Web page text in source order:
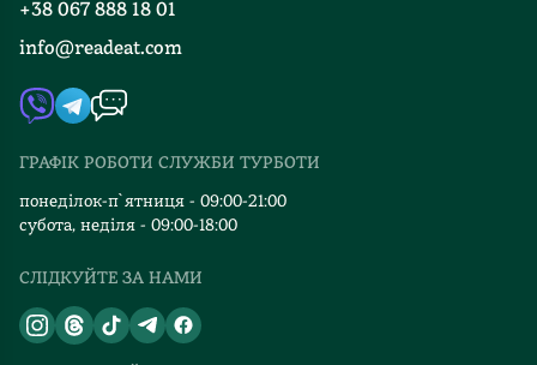
Книгарні
Контакти
Автори
Видавництва
Відгуки та оцінка RDT
+38 067 888 18 01
info@readeat.com
ГРАФІК РОБОТИ СЛУЖБИ ТУРБОТИ
понеділок-п`ятниця - 09:00-21:00
субота, неділя - 09:00-18:00
СЛІДКУЙТЕ ЗА НАМИ